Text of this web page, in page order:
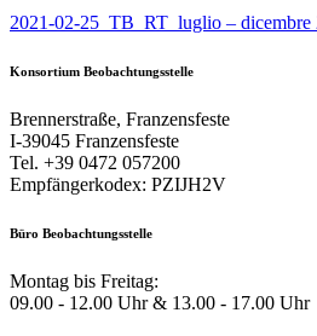
2021-02-25_TB_RT_luglio – dicembre
Konsortium Beobachtungsstelle
Brennerstraße, Franzensfeste
I-39045 Franzensfeste
Tel. +39 0472 057200
Empfängerkodex: PZIJH2V
Büro Beobachtungsstelle
Montag bis Freitag:
09.00 - 12.00 Uhr & 13.00 - 17.00 Uhr